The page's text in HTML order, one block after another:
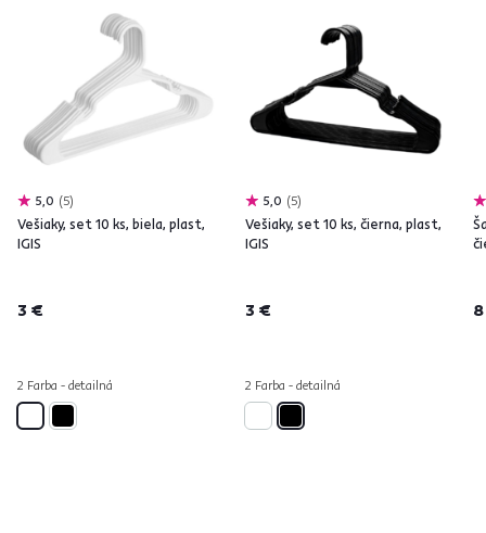
5,0 5
Vešiaky, set 10 ks, biela, plast,
IGIS
3 €
2 Farba - detailná
5,0 5
Vešiaky, set 10 ks, čierna, plast,
IGIS
3 €
2 Farba - detailná